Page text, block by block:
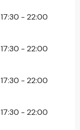
17:30 - 22:00
17:30 - 22:00
17:30 - 22:00
17:30 - 22:00